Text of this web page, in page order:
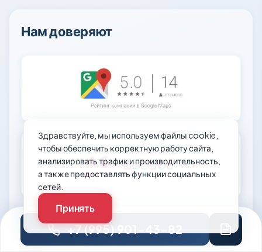
Нам доверяют
+7 (995) 901-43-82
Здравствуйте, мы используем файлы cookie,
чтобы обеспечить корректную работу сайта,
анализировать трафик и производительность,
а также предоставлять функции социальных
сетей.
Принять